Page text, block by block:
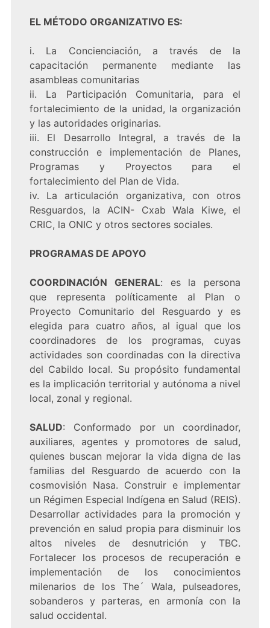
EL MÉTODO ORGANIZATIVO ES:
i. La Concienciación, a través de la
capacitación permanente mediante las
asambleas comunitarias
ii. La Participación Comunitaria, para el
fortalecimiento de la unidad, la organización
y las autoridades originarias.
iii. El Desarrollo Integral, a través de la
construcción e implementación de Planes,
Programas y Proyectos para el
fortalecimiento del Plan de Vida.
iv. La articulación organizativa, con otros
Resguardos, la ACIN- Cxab Wala Kiwe, el
CRIC, la ONIC y otros sectores sociales.
PROGRAMAS DE APOYO
COORDINACIÓN GENERAL: es la persona
que representa políticamente al Plan o
Proyecto Comunitario del Resguardo y es
elegida para cuatro años, al igual que los
coordinadores de los programas, cuyas
actividades son coordinadas con la directiva
del Cabildo local. Su propósito fundamental
es la implicación territorial y autónoma a nivel
local, zonal y regional.
SALUD: Conformado por un coordinador,
auxiliares, agentes y promotores de salud,
quienes buscan mejorar la vida digna de las
familias del Resguardo de acuerdo con la
cosmovisión Nasa. Construir e implementar
un Régimen Especial Indígena en Salud (REIS).
Desarrollar actividades para la promoción y
prevención en salud propia para disminuir los
altos niveles de desnutrición y TBC.
Fortalecer los procesos de recuperación e
implementación de los conocimientos
milenarios de los The´ Wala, pulseadores,
sobanderos y parteras, en armonía con la
salud occidental.